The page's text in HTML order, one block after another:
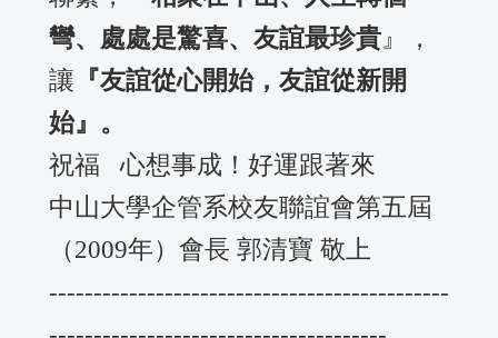
彎、處處是驚喜、友誼最珍貴』，
讓 『友誼從心開始，友誼從新開
始』。
祝福 心想事成！好運跟著來
中山大學企管系校友聯誼會第五屆
（2009年）會長 郭清寶 敬上
---------------------------------------------